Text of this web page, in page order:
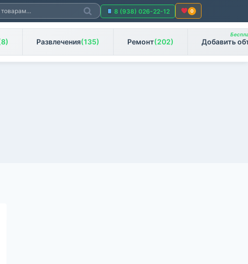
Поиск
8 (938) 026-22-12 0
Развлечения(135) Ремонт(202) Добавить